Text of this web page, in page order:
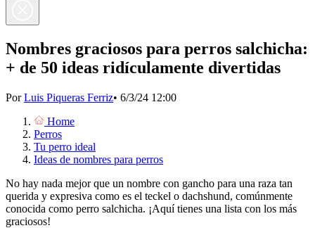
Nombres graciosos para perros salchicha:
+ de 50 ideas ridículamente divertidas
PorLuis Piqueras Ferriz• 6/3/24 12:00
Home
Perros
Tu perro ideal
Ideas de nombres para perros
No hay nada mejor que un nombre con gancho para una raza tan
querida y expresiva como es el teckel o dachshund, comúnmente
conocida como perro salchicha. ¡Aquí tienes una lista con los más
graciosos!